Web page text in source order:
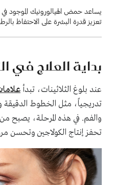
يساعد حمض الهيالورونيك الموجود
تعزيز قدرة البشرة على الاحتفاظ
بداية العلاج في
عند بلوغ الثلاثينات، تبدأ
تدريجياً، مثل الخطوط الدقيقة
والفم. في هذه المرحلة، يصبح
تحفز إنتاج الكولاجين وتحسن